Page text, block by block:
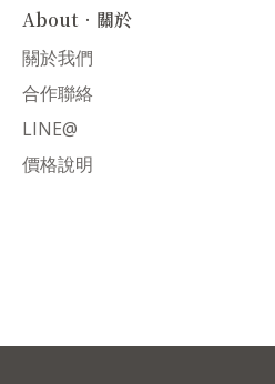
About．關於
關於我們
合作聯絡
LINE@
價格說明